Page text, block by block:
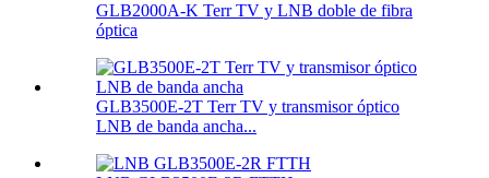
GLB2000A-K Terr TV y LNB doble de fibra
óptica
GLB3500E-2T Terr TV y transmisor óptico
LNB de banda ancha...